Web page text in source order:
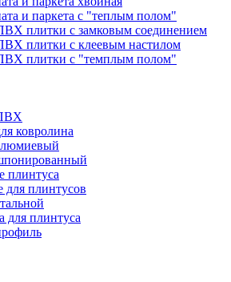
и паркета с "теплым полом"
плитки с замковым соединением
плитки с клеевым настилом
плитки с "темплым полом"
ковролина
плинтуса
для плинтусов
для плинтуса